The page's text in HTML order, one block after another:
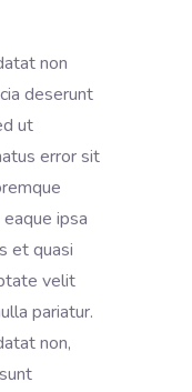
non
deserunt
ut
error sit
ipsa
et quasi
velit
pariatur.
non,